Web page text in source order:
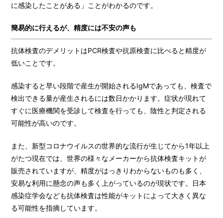
に感染したことがある」ことがわかるのです。
簡易的に行えるが、精度には不安の声も
抗体検査のデメリットはPCR検査や抗原検査に比べると精度が
低いことです。
感染すると早い段階で産生が開始されるIgMであっても、検査で
検出できる量が産生されるには数日かかります。症状が現れて
すぐに医療機関を受診して検査を行っても、陰性と判定される
可能性が高いのです。
また、新型コロナウイルスの世界的な流行が生じてから1年以上
がたつ現在では、世界の様々なメーカーから抗体検査キットが
販売されていますが、精度がはっきりわからないものも多く、
安易な利用に懸念の声も多く上がっているのが現状です。日本
感染症学会なども抗体検査は性能がキットによって大きく異な
る可能性を指摘しています。